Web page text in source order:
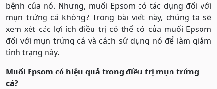
bệnh của nó. Nhưng, muối Epsom có ​​tác dụng đối với
mụn trứng cá không? Trong bài viết này, chúng ta sẽ
xem xét các lợi ích điều trị có thể có của muối Epsom
đối với mụn trứng cá và cách sử dụng nó để làm giảm
tình trạng này.
Muối Epsom có ​​hiệu quả trong điều trị mụn trứng
cá?